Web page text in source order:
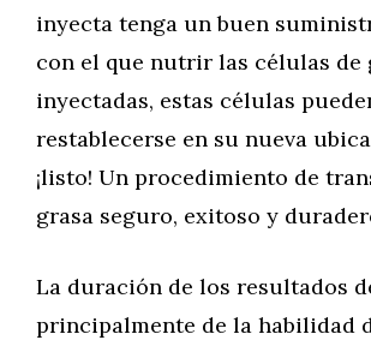
inyecta tenga un buen
con el que nutrir las células de
inyectadas, estas células
restablecerse en su nueva
¡listo! Un procedimiento de
grasa seguro, exitoso y
La duración de los resultados
principalmente de la habilidad